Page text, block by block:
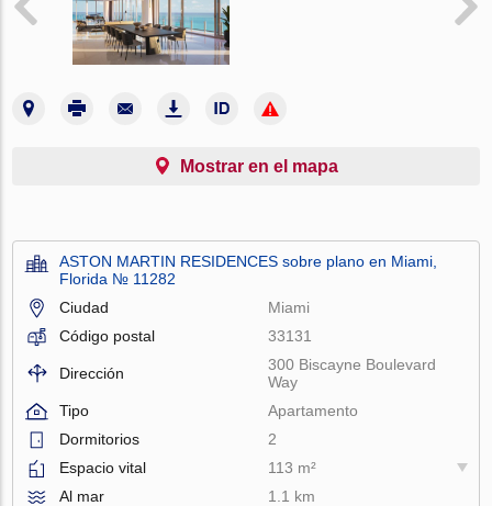
Mostrar en el mapa
ASTON MARTIN RESIDENCES sobre plano en Miami,
Florida № 11282
Ciudad
Miami
Código postal
33131
Dirección
300 Biscayne Boulevard
Way
Tipo
Apartamento
Dormitorios
2
Espacio vital
113 m²
Al mar
1.1 km